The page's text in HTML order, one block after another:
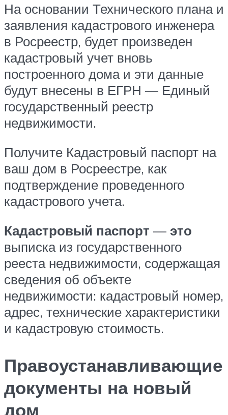
На основании Технического плана и
заявления кадастрового инженера
в Росреестр, будет произведен
кадастровый учет вновь
построенного дома и эти данные
будут внесены в ЕГРН — Единый
государственный реестр
недвижимости.
Получите Кадастровый паспорт на
ваш дом в Росреестре, как
подтверждение проведенного
кадастрового учета.
Кадастровый паспорт — это
выписка из государственного
рееста недвижимости, содержащая
сведения об объекте
недвижимости: кадастровый номер,
адрес, технические характеристики
и кадастровую стоимость.
Правоустанавливающие
документы на новый
дом